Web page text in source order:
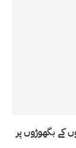
بگھوڑوں پر